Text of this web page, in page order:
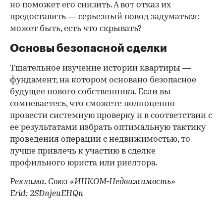
но поможет его снизить. А вот отказ их
предоставить — серьезный повод задуматься:
может быть, есть что скрывать?
Основы безопасной сделки
Тщательное изучение истории квартиры —
фундамент, на котором основано безопасное
будущее нового собственника. Если вы
сомневаетесь, что сможете полноценно
провести системную проверку и в соответствии с
ее результатами избрать оптимальную тактику
проведения операции с недвижимостью, то
лучше привлечь к участию в сделке
профильного юриста или риелтора.
Реклама. Союз «ИНКОМ-Недвижимость»
Erid: 2SDnjeuEHQn